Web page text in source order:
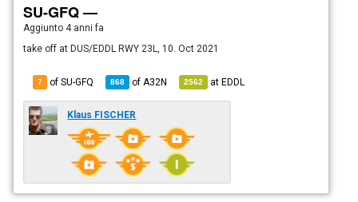
SU-GFQ —
Aggiunto 4 anni fa
take off at DUS/EDDL RWY 23L, 10. Oct 2021
7 of SU-GFQ 868 of A32N 2562 atEDDL
Klaus FISCHER